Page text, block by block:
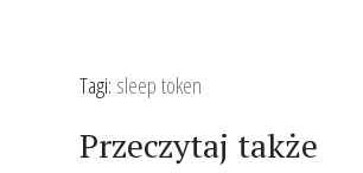
Tagi: sleep token
Przeczytaj także